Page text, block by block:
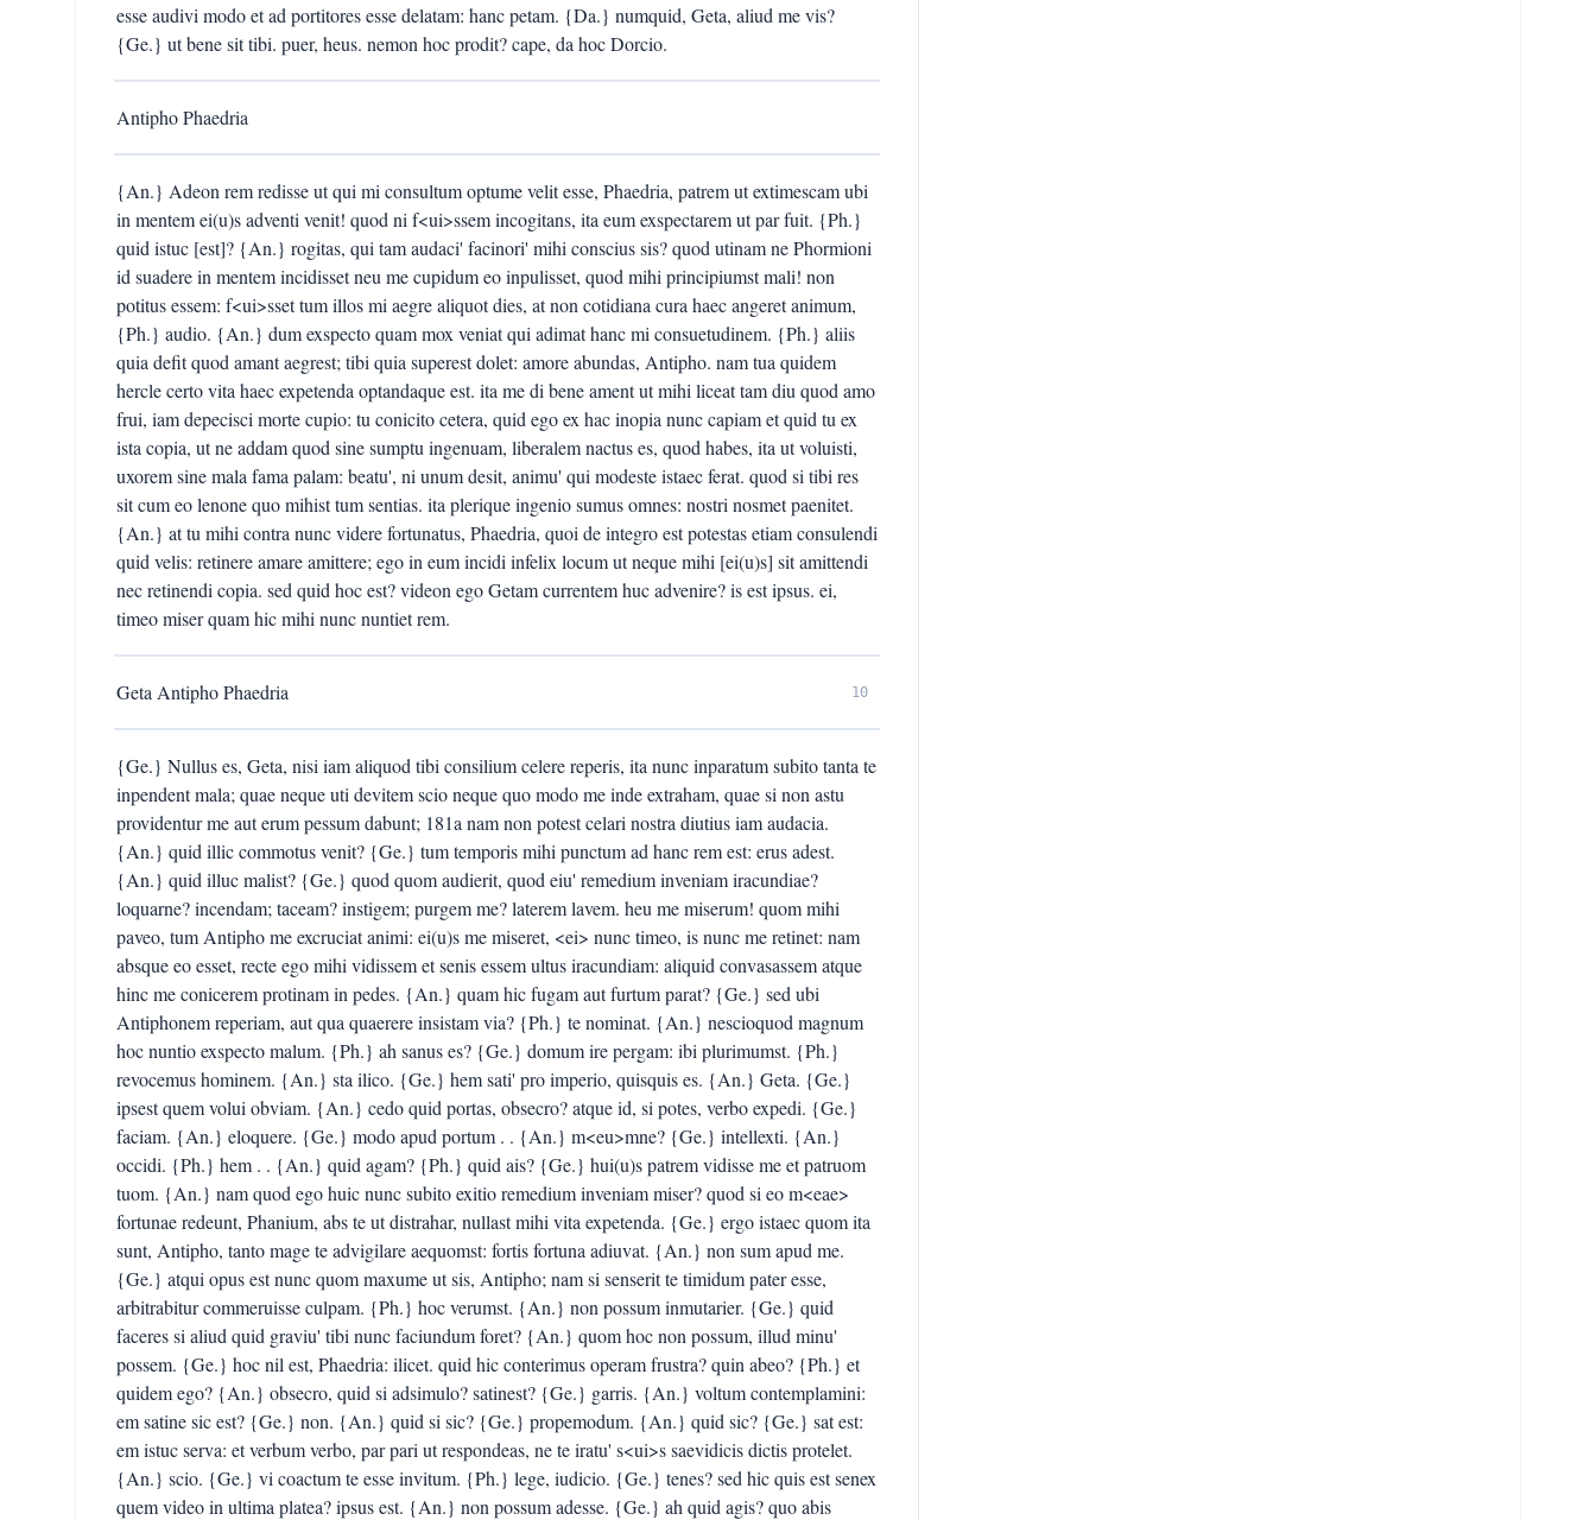
esse audivi modo et ad portitores esse delatam: hanc petam. {Da.} numquid, Geta, aliud me vis?
{Ge.} ut bene sit tibi. puer, heus. nemon hoc prodit? cape, da hoc Dorcio.
Antipho Phaedria
{An.} Adeon rem redisse ut qui mi consultum optume velit esse, Phaedria, patrem ut extimescam ubi
in mentem ei(u)s adventi venit! quod ni f<ui>ssem incogitans, ita eum exspectarem ut par fuit. {Ph.}
quid istuc [est]? {An.} rogitas, qui tam audaci' facinori' mihi conscius sis? quod utinam ne Phormioni
id suadere in mentem incidisset neu me cupidum eo inpulisset, quod mihi principiumst mali! non
potitus essem: f<ui>sset tum illos mi aegre aliquot dies, at non cotidiana cura haec angeret animum,
{Ph.} audio. {An.} dum exspecto quam mox veniat qui adimat hanc mi consuetudinem. {Ph.} aliis
quia defit quod amant aegrest; tibi quia superest dolet: amore abundas, Antipho. nam tua quidem
hercle certo vita haec expetenda optandaque est. ita me di bene ament ut mihi liceat tam diu quod amo
frui, iam depecisci morte cupio: tu conicito cetera, quid ego ex hac inopia nunc capiam et quid tu ex
ista copia, ut ne addam quod sine sumptu ingenuam, liberalem nactus es, quod habes, ita ut voluisti,
uxorem sine mala fama palam: beatu', ni unum desit, animu' qui modeste istaec ferat. quod si tibi res
sit cum eo lenone quo mihist tum sentias. ita plerique ingenio sumus omnes: nostri nosmet paenitet.
{An.} at tu mihi contra nunc videre fortunatus, Phaedria, quoi de integro est potestas etiam consulendi
quid velis: retinere amare amittere; ego in eum incidi infelix locum ut neque mihi [ei(u)s] sit amittendi
nec retinendi copia. sed quid hoc est? videon ego Getam currentem huc advenire? is est ipsus. ei,
timeo miser quam hic mihi nunc nuntiet rem.
Geta Antipho Phaedria 10
{Ge.} Nullus es, Geta, nisi iam aliquod tibi consilium celere reperis, ita nunc inparatum subito tanta te
inpendent mala; quae neque uti devitem scio neque quo modo me inde extraham, quae si non astu
providentur me aut erum pessum dabunt; 181a nam non potest celari nostra diutius iam audacia.
{An.} quid illic commotus venit? {Ge.} tum temporis mihi punctum ad hanc rem est: erus adest.
{An.} quid illuc malist? {Ge.} quod quom audierit, quod eiu' remedium inveniam iracundiae?
loquarne? incendam; taceam? instigem; purgem me? laterem lavem. heu me miserum! quom mihi
paveo, tum Antipho me excruciat animi: ei(u)s me miseret, <ei> nunc timeo, is nunc me retinet: nam
absque eo esset, recte ego mihi vidissem et senis essem ultus iracundiam: aliquid convasassem atque
hinc me conicerem protinam in pedes. {An.} quam hic fugam aut furtum parat? {Ge.} sed ubi
Antiphonem reperiam, aut qua quaerere insistam via? {Ph.} te nominat. {An.} nescioquod magnum
hoc nuntio exspecto malum. {Ph.} ah sanus es? {Ge.} domum ire pergam: ibi plurimumst. {Ph.}
revocemus hominem. {An.} sta ilico. {Ge.} hem sati' pro imperio, quisquis es. {An.} Geta. {Ge.}
ipsest quem volui obviam. {An.} cedo quid portas, obsecro? atque id, si potes, verbo expedi. {Ge.}
faciam. {An.} eloquere. {Ge.} modo apud portum . . {An.} m<eu>mne? {Ge.} intellexti. {An.}
occidi. {Ph.} hem . . {An.} quid agam? {Ph.} quid ais? {Ge.} hui(u)s patrem vidisse me et patruom
tuom. {An.} nam quod ego huic nunc subito exitio remedium inveniam miser? quod si eo m<eae>
fortunae redeunt, Phanium, abs te ut distrahar, nullast mihi vita expetenda. {Ge.} ergo istaec quom ita
sunt, Antipho, tanto mage te advigilare aequomst: fortis fortuna adiuvat. {An.} non sum apud me.
{Ge.} atqui opus est nunc quom maxume ut sis, Antipho; nam si senserit te timidum pater esse,
arbitrabitur commeruisse culpam. {Ph.} hoc verumst. {An.} non possum inmutarier. {Ge.} quid
faceres si aliud quid graviu' tibi nunc faciundum foret? {An.} quom hoc non possum, illud minu'
possem. {Ge.} hoc nil est, Phaedria: ilicet. quid hic conterimus operam frustra? quin abeo? {Ph.} et
quidem ego? {An.} obsecro, quid si adsimulo? satinest? {Ge.} garris. {An.} voltum contemplamini:
em satine sic est? {Ge.} non. {An.} quid si sic? {Ge.} propemodum. {An.} quid sic? {Ge.} sat est:
em istuc serva: et verbum verbo, par pari ut respondeas, ne te iratu' s<ui>s saevidicis dictis protelet.
{An.} scio. {Ge.} vi coactum te esse invitum. {Ph.} lege, iudicio. {Ge.} tenes? sed hic quis est senex
quem video in ultima platea? ipsus est. {An.} non possum adesse. {Ge.} ah quid agis? quo abis